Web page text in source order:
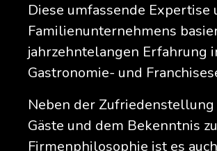
Diese umfassende Expertise
Familienunternehmens
jahrzehntelangen Erfahrung
Gastronomie- und
Neben der
Gäste und dem Bekenntnis
Firmenphilosophie ist es